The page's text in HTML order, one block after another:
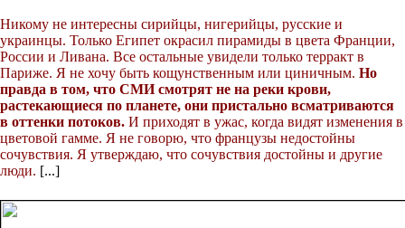
Никому не интересны сирийцы, нигерийцы, русские и
украинцы. Только Египет окрасил пирамиды в цвета Франции,
России и Ливана. Все остальные увидели только терракт в
Париже. Я не хочу быть кощунственным или циничным. Но
правда в том, что СМИ смотрят не на реки крови,
растекающиеся по планете, они пристально всматриваются
в оттенки потоков. И приходят в ужас, когда видят изменения в
цветовой гамме. Я не говорю, что французы недостойны
сочувствия. Я утверждаю, что сочувствия достойны и другие
люди. [...]